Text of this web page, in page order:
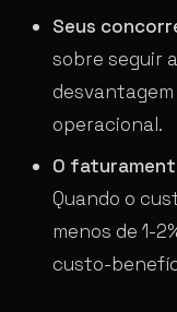
Seus
sobre seguir
operacional.
O
Quando o
menos de 1-
custo-